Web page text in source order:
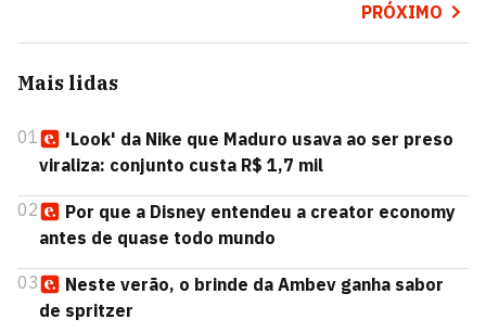
PRÓXIMO
Mais lidas
01
'Look' da Nike que Maduro usava ao ser preso
viraliza: conjunto custa R$ 1,7 mil
02
Por que a Disney entendeu a creator economy
antes de quase todo mundo
03
Neste verão, o brinde da Ambev ganha sabor
de spritzer